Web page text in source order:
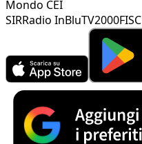
Mondo CEI
SIRRadio InBluTV2000FISC